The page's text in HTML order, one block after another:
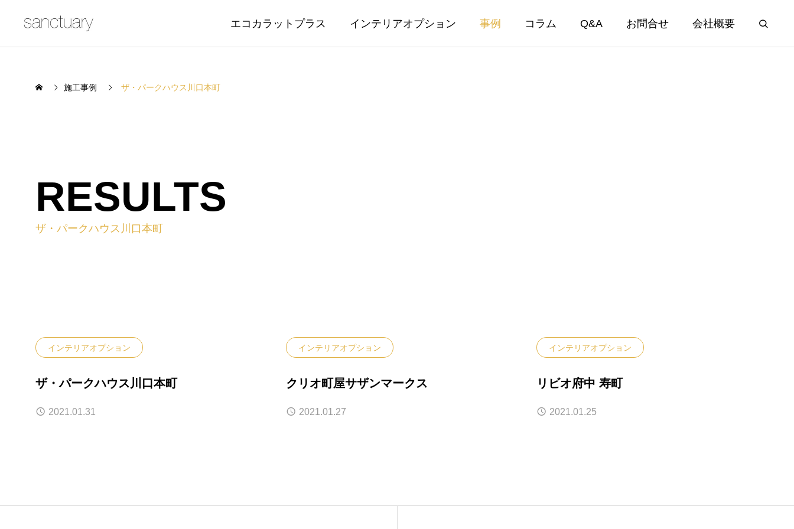
エコカラットプラス インテリアオプション 事例 コラム Q&A お問合せ 会社概要
施工事例 ザ・パークハウス川口本町
RESULTS
ザ・パークハウス川口本町
インテリアオプション
ザ・パークハウス川口本町
2021.01.31
インテリアオプション
クリオ町屋サザンマークス
2021.01.27
インテリアオプション
リビオ府中 寿町
2021.01.25